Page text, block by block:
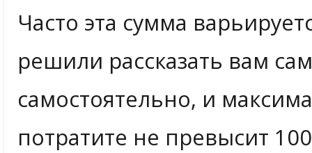
Часто эта сумма
решили рассказать вам
самостоятельно, и
потратите не превысит